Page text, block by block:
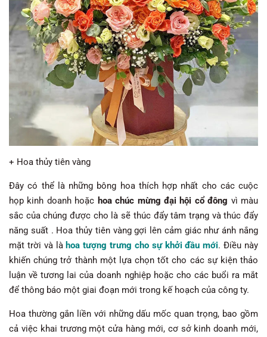
+ Hoa thủy tiên vàng
Đây có thể là những bông hoa thích hợp nhất cho các cuộc
họp kinh doanh hoặc hoa chúc mừng đại hội cổ đông vì màu
sắc của chúng được cho là sẽ thúc đẩy tâm trạng và thúc đẩy
năng suất . Hoa thủy tiên vàng gợi lên cảm giác như ánh nắng
mặt trời và là hoa tượng trưng cho sự khởi đầu mới. Điều này
khiến chúng trở thành một lựa chọn tốt cho các sự kiện thảo
luận về tương lai của doanh nghiệp hoặc cho các buổi ra mắt
để thông báo một giai đoạn mới trong kế hoạch của công ty.
Hoa thường gắn liền với những dấu mốc quan trọng, bao gồm
cả việc khai trương một cửa hàng mới, cơ sở kinh doanh mới,